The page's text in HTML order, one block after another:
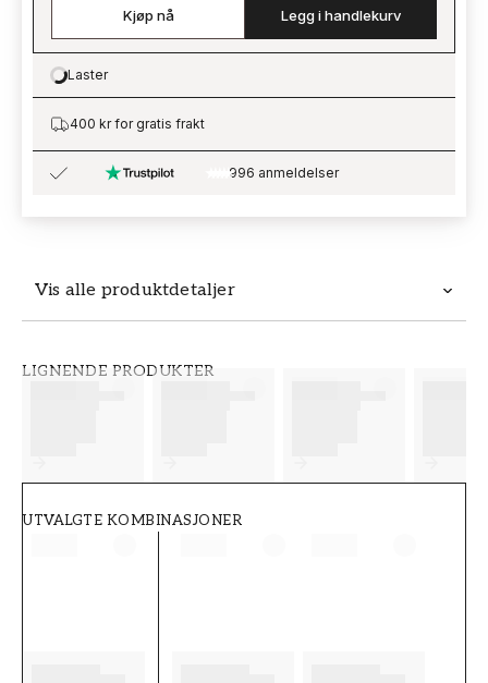
Vis alle produktdetaljer
LIGNENDE PRODUKTER
UTVALGTE KOMBINASJONER
Kjøp nå Legg i handlekurv
Loading…
Laster
400 kr for gratis frakt
996 anmeldelser